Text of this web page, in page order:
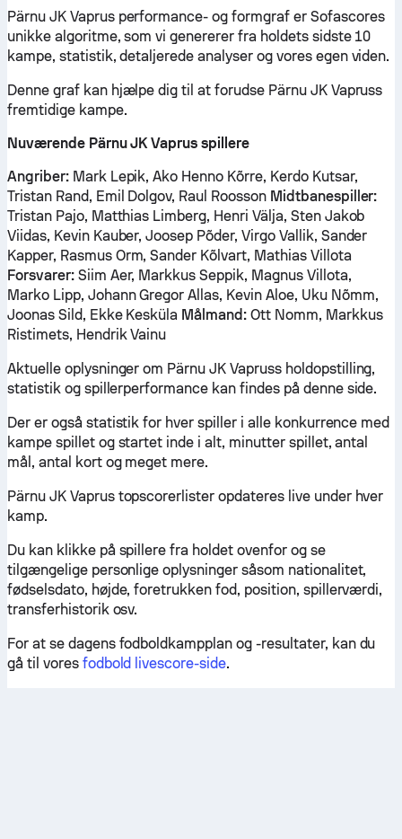
Pärnu JK Vaprus performance- og formgraf er Sofascores
unikke algoritme, som vi genererer fra holdets sidste 10
kampe, statistik, detaljerede analyser og vores egen viden.
Denne graf kan hjælpe dig til at forudse Pärnu JK Vapruss
fremtidige kampe.
Nuværende Pärnu JK Vaprus spillere
Angriber:Mark Lepik, Ako Henno Kõrre, Kerdo Kutsar,
Tristan Rand, Emil Dolgov, Raul Roosson Midtbanespiller:
Tristan Pajo, Matthias Limberg, Henri Välja, Sten Jakob
Viidas, Kevin Kauber, Joosep Põder, Virgo Vallik, Sander
Kapper, Rasmus Orm, Sander Kõlvart, Mathias Villota
Forsvarer:Siim Aer, Markkus Seppik, Magnus Villota,
Marko Lipp, Johann Gregor Allas, Kevin Aloe, Uku Nõmm,
Joonas Sild, Ekke Kesküla Målmand: Ott Nomm, Markkus
Ristimets, Hendrik Vainu
Aktuelle oplysninger om Pärnu JK Vapruss holdopstilling,
statistik og spillerperformance kan findes på denne side.
Der er også statistik for hver spiller i alle konkurrence med
kampe spillet og startet inde i alt, minutter spillet, antal
mål, antal kort og meget mere.
Pärnu JK Vaprus topscorerlister opdateres live under hver
kamp.
Du kan klikke på spillere fra holdet ovenfor og se
tilgængelige personlige oplysninger såsom nationalitet,
fødselsdato, højde, foretrukken fod, position, spillerværdi,
transferhistorik osv.
For at se dagens fodboldkampplan og -resultater, kan du
gå til vores fodbold livescore-side.